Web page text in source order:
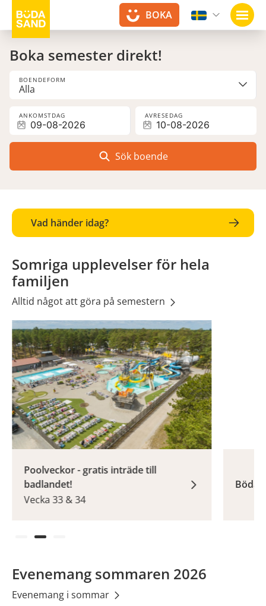
BOKA
Boka semester direkt!
BOENDEFORM
ANKOMSTDAG AVRESEDAG
Sök boende
Vad händer idag?
Somriga upplevelser för hela
familjen
Alltid något att göra på semestern
Poolveckor - gratis inträde till
badlandet!
Vecka 33 & 34
Böda
Evenemang sommaren 2026
Evenemang i sommar